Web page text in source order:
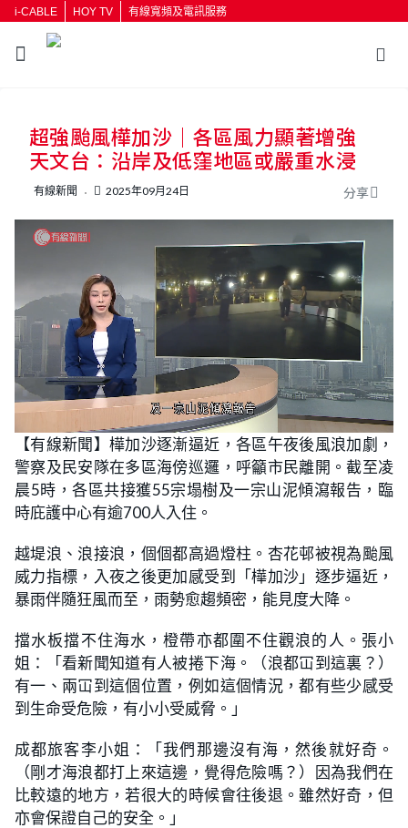
i-CABLE HOY TV 有線寬頻及電訊服務
按輸入鍵開始搜尋
超強颱風樺加沙｜各區風力顯著增強
天文台：沿岸及低窪地區或嚴重水浸
有線新聞 2025年09月24日 分享
n
m
t
e
o
a
d
e
d
:
1
0
.
%
【有線新聞】樺加沙逐漸逼近，各區午夜後風浪加劇，
警察及民安隊在多區海傍巡邏，呼籲市民離開。截至凌
晨5時，各區共接獲55宗塌樹及一宗山泥傾瀉報告，臨
時庇護中心有逾700人入住。
越堤浪、浪接浪，個個都高過燈柱。杏花邨被視為颱風
威力指標，入夜之後更加感受到「樺加沙」逐步逼近，
暴雨伴隨狂風而至，雨勢愈趨頻密，能見度大降。
擋水板擋不住海水，橙帶亦都圍不住觀浪的人。張小
姐：「看新聞知道有人被捲下海。（浪都冚到這裏？）
有一、兩冚到這個位置，例如這個情況，都有些少感受
到生命受危險，有小小受威脅。」
成都旅客李小姐：「我們那邊沒有海，然後就好奇。
（剛才海浪都打上來這邊，覺得危險嗎？）因為我們在
比較遠的地方，若很大的時候會往後退。雖然好奇，但
亦會保證自己的安全。」